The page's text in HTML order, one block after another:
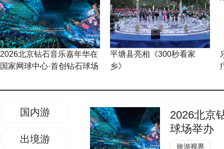
2026北京钻石音乐嘉年华在
国家网球中心·首创钻石球场
平塘县亮相《300秒看家
乡》
国内游
出境游
2026北京
球场举办
旅游视界